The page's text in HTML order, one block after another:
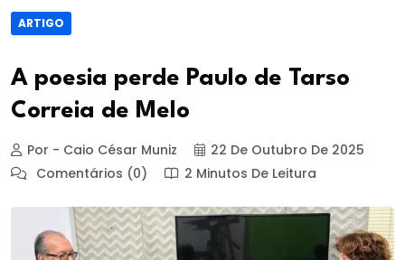
ARTIGO
A poesia perde Paulo de Tarso
Correia de Melo
Por - Caio César Muniz
22 De Outubro De 2025
Comentários (0)
2 Minutos De Leitura